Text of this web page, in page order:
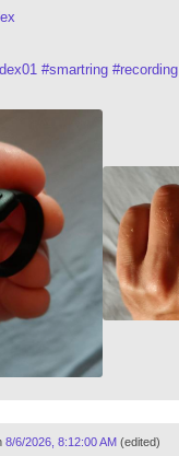
#smartring #recording
8/6/2026, 8:12:00 AM (edited)